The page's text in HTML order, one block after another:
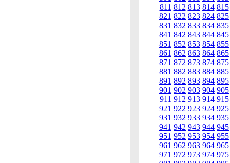
811 812 813 814 815
821 822 823 824 825
831 832 833 834 835
841 842 843 844 845
851 852 853 854 855
861 862 863 864 865
871 872 873 874 875
881 882 883 884 885
891 892 893 894 895
901 902 903 904 905
911 912 913 914 915
921 922 923 924 925
931 932 933 934 935
941 942 943 944 945
951 952 953 954 955
961 962 963 964 965
971 972 973 974 975